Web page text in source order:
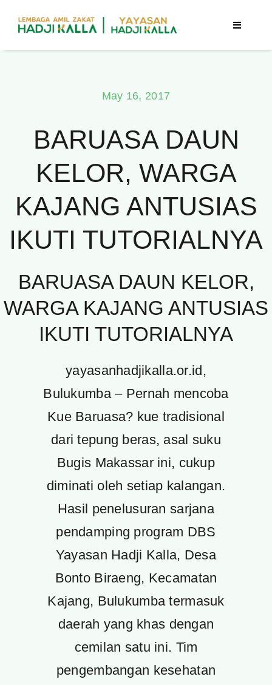
content
Toggle
Program
Publikasi
May 16, 2017
BARUASA DAUN
KELOR, WARGA
KAJANG ANTUSIAS
IKUTI TUTORIALNYA
BARUASA DAUN KELOR,
WARGA KAJANG ANTUSIAS
IKUTI TUTORIALNYA
yayasanhadjikalla.or.id,
Bulukumba – Pernah mencoba
Kue Baruasa? kue tradisional
dari tepung beras, asal suku
Bugis Makassar ini, cukup
diminati oleh setiap kalangan.
Hasil penelusuran sarjana
pendamping program DBS
Yayasan Hadji Kalla, Desa
Bonto Biraeng, Kecamatan
Kajang, Bulukumba termasuk
daerah yang khas dengan
cemilan satu ini. Tim
pengembangan kesehatan